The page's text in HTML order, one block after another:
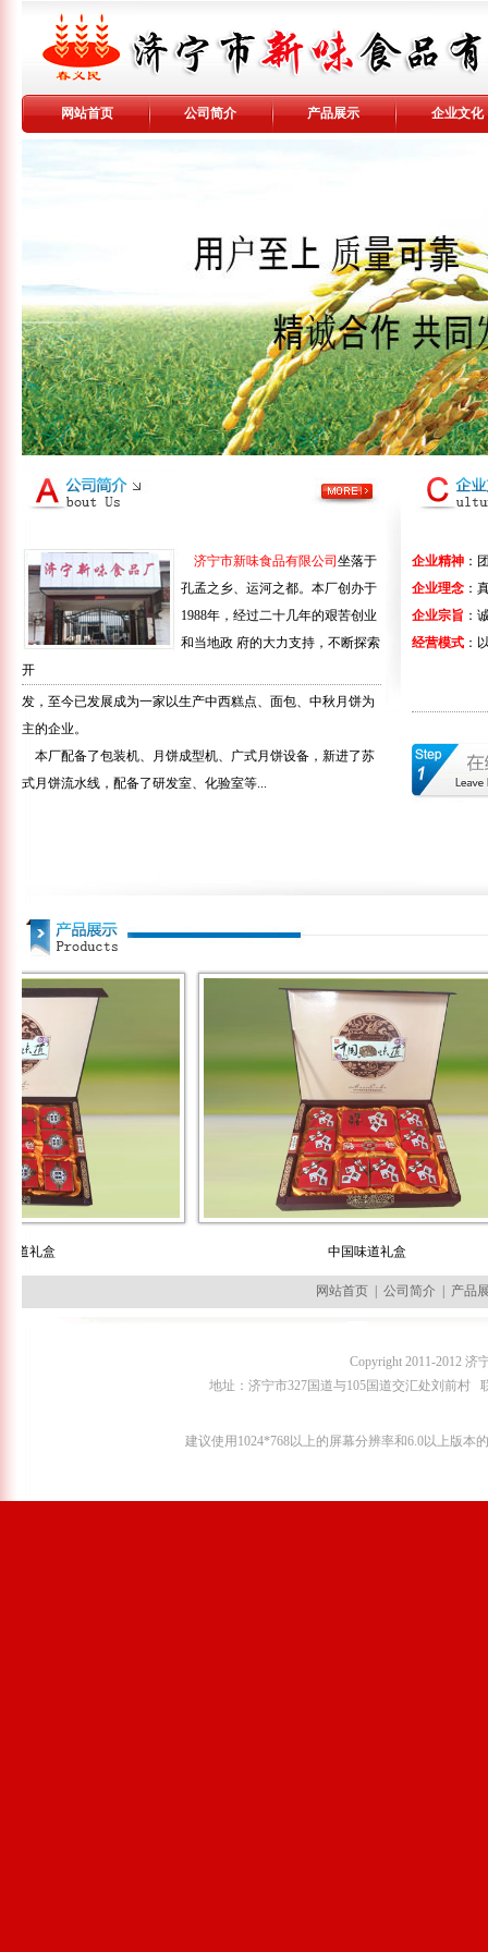
网站首页 公司简介 产品展示 企业文化
济宁市新味食品有限公司 坐落于
孔孟之乡、运河之都。本厂创办于
1988年，经过二十几年的艰苦创业
和当地政 府的大力支持，不断探索
开
发，至今已发展成为一家以生产中西糕点、面包、中秋月饼为
主的企业。
本厂配备了包装机、月饼成型机、广式月饼设备，新进了苏
式月饼流水线，配备了研发室、化验室等...
企业精神 ：
企业理念 ：
企业宗旨 ：
经营模式 ：
中国味道礼盒
网站首页 公司简介 产品
Copyright 2011-2012
地址：济宁市327国道与105国道交汇处刘前村
建议使用1024*768以上的屏幕分辨率和6.0以上版本